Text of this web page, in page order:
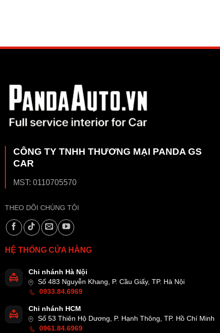
CÔNG TY TNHH THƯƠNG MẠI PANDA GS
CAR
MST: 0110705570
THEO DÕI CHÚNG TÔI
HỆ THỐNG CỬA HÀNG
Chi nhánh Hà Nội
Số 483 Nguyễn Khang, P. Cầu Giấy, TP. Hà Nội
0933.84.6969
Chi nhánh HCM
Số 53 Thiên Hộ Dương, P. Hạnh Thông, TP. Hồ Chí Minh
0961.84.6969